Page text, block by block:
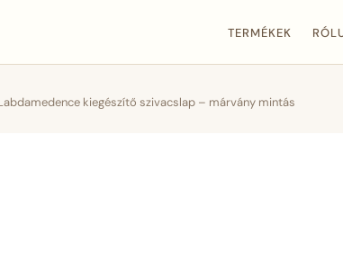
TERMÉKEK
kiegészítő szivacslap – márvány mintás